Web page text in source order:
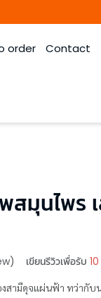
order Contact
มุนไพร
เขียนรีวิวเพื่อรับ
นฟ้า ทว่ากับนางที่มาจากยุคปั